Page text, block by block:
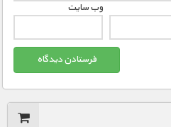
وب‌ سایت